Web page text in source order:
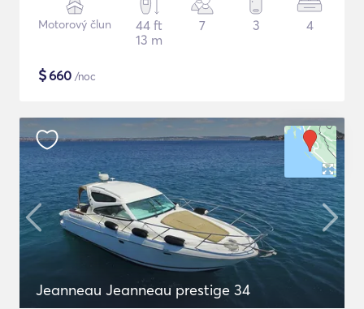
Motorový člun
44 ft
13 m
7 3 4
$660 /noc
Jeanneau Jeanneau prestige 34